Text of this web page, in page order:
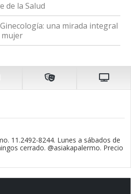
de la Salud
una mirada integral
mujer
11.2492-8244. Lunes a sábados de
cerrado. @asiakapalermo. Precio